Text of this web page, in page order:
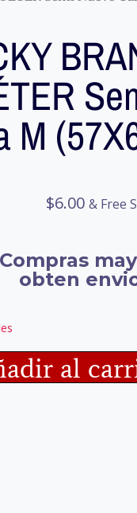
M
$6.00 & Free
obten
al